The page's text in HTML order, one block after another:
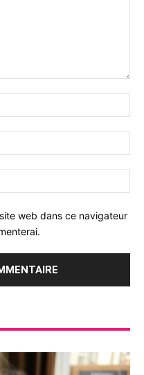
web dans ce navigateur